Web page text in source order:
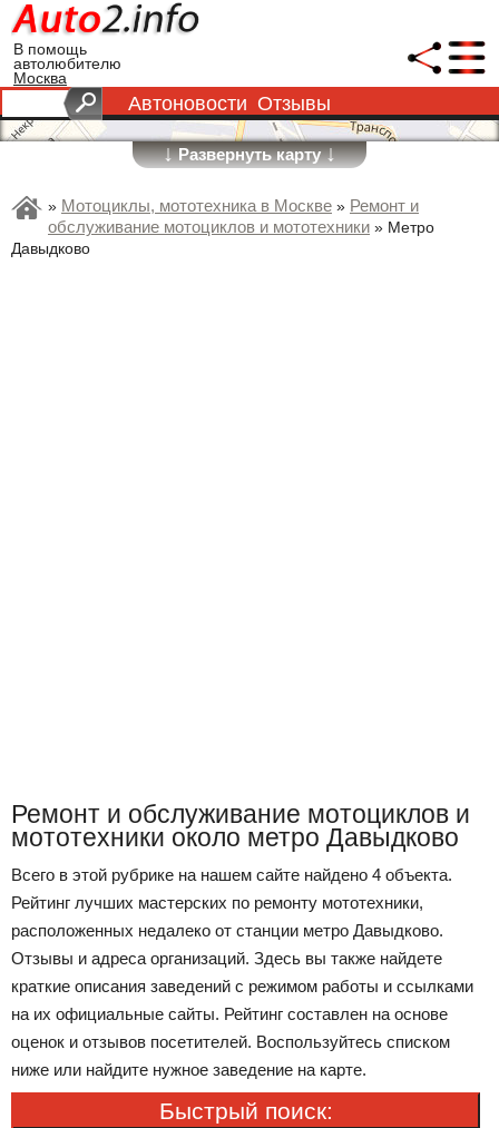
В помощь
автолюбителю
Москва
Автоновости Отзывы
↓Развернуть карту↓
» Мотоциклы, мототехника в Москве » Ремонт и
обслуживание мотоциклов и мототехники » Метро
Давыдково
Ремонт и обслуживание мотоциклов и
мототехники около метро Давыдково
Всего в этой рубрике на нашем сайте найдено 4 объекта.
Рейтинг лучших мастерских по ремонту мототехники,
расположенных недалеко от станции метро Давыдково.
Отзывы и адреса организаций. Здесь вы также найдете
краткие описания заведений с режимом работы и ссылками
на их официальные сайты. Рейтинг составлен на основе
оценок и отзывов посетителей. Воспользуйтесь списком
ниже или найдите нужное заведение на карте.
Быстрый поиск: